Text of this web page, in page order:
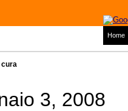
Home
cura
3, 2008